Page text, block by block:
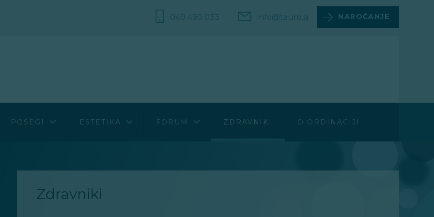
040 490 033 info@tauro.si NAROČANJE
POSEGI ESTETIKA FORUM
Ostalo
ZDRAVNIKI O ORDINACIJI
Zdravniki